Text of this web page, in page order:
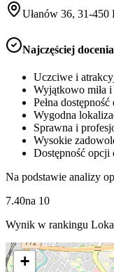
Ułanów 36, 31-
Najczęściej
Uczciwe i
Wyjątkowo miła i
Pełna
Wygodna
Sprawna i
Wysokie
Dostępność opcji
Na podstawie analizy
7.40na 10
Wynik w rankingu
+